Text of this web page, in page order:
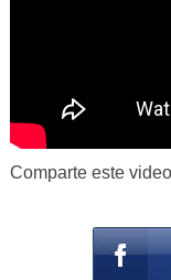
Comparte este